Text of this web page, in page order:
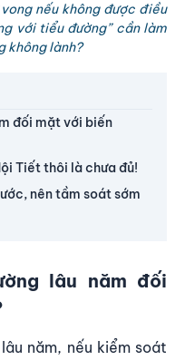
nếu không được điều
với tiểu đường” cần làm
không lành?
đối mặt với biến
Tiết thôi là chưa đủ!
nên tầm soát sớm
lâu năm đối
năm, nếu kiểm soát